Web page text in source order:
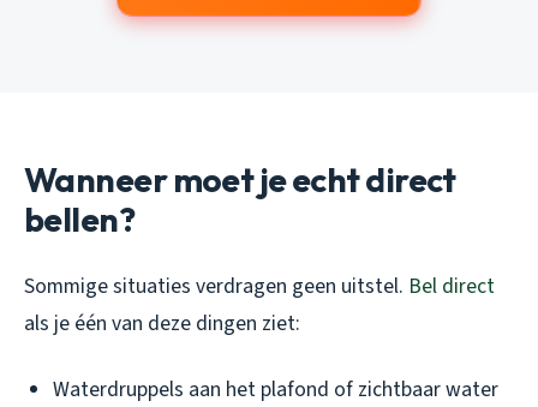
Wanneer moet je echt direct
bellen?
Sommige situaties verdragen geen uitstel. Bel direct
als je één van deze dingen ziet:
Waterdruppels aan het plafond of zichtbaar water